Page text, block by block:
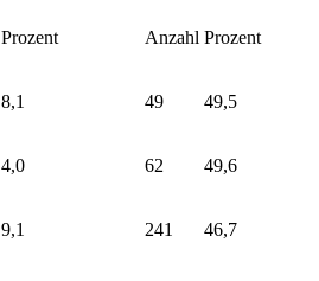
Prozent Anzahl Prozent
8,1 49 49,5
4,0 62 49,6
9,1 241 46,7